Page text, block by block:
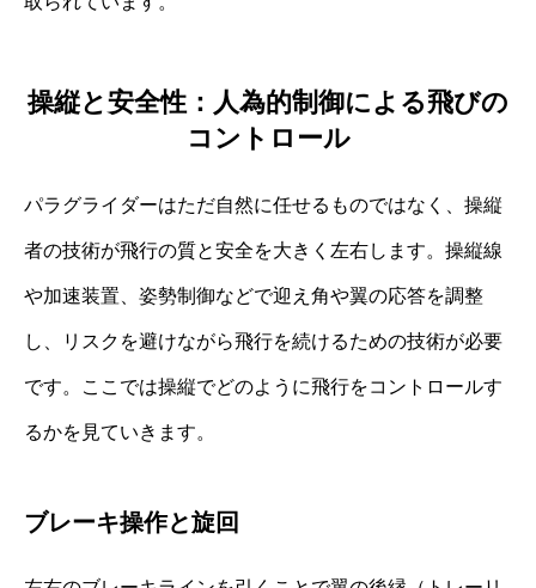
操縦と安全性：人為的制御による飛びの
コントロール
パラグライダーはただ自然に任せるものではなく、操縦
者の技術が飛行の質と安全を大きく左右します。操縦線
や加速装置、姿勢制御などで迎え角や翼の応答を調整
し、リスクを避けながら飛行を続けるための技術が必要
です。ここでは操縦でどのように飛行をコントロールす
るかを見ていきます。
ブレーキ操作と旋回